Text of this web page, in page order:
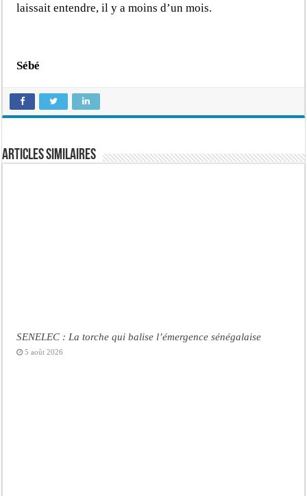
laissait entendre, il y a moins d’un mois.
Sébé
Articles similaires
SENELEC : La torche qui balise l’émergence sénégalaise
5 août 2026